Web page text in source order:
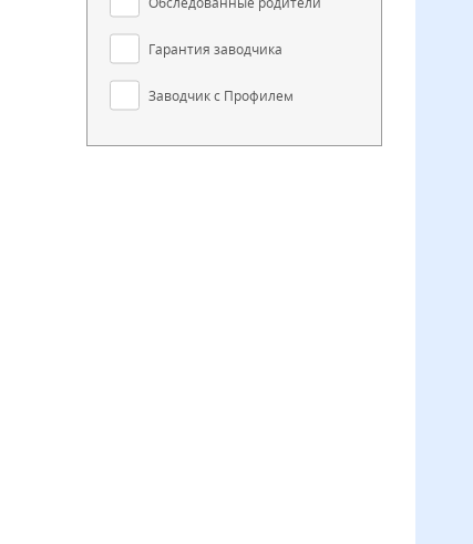
Гарантия заводчика
Заводчик с Профилем